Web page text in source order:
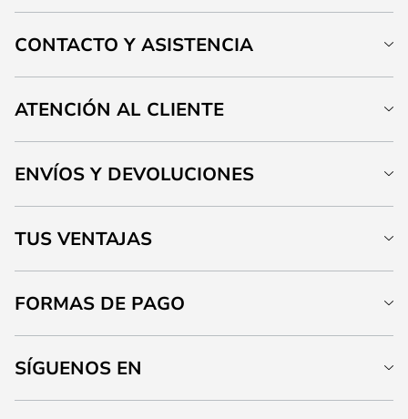
CONTACTO Y ASISTENCIA
ATENCIÓN AL CLIENTE
ENVÍOS Y DEVOLUCIONES
TUS VENTAJAS
FORMAS DE PAGO
SÍGUENOS EN